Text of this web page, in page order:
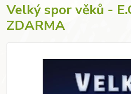
Velký spor věků -
ZDARMA